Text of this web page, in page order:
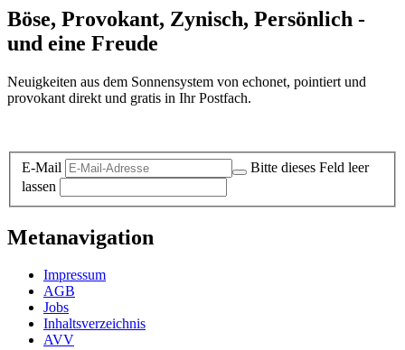
Böse, Provokant, Zynisch, Persönlich -
und eine Freude
Neuigkeiten aus dem Sonnensystem von echonet, pointiert und
provokant direkt und gratis in Ihr Postfach.
E-Mail
Bitte dieses Feld leer
lassen
Metanavigation
Impressum
AGB
Jobs
Inhaltsverzeichnis
AVV